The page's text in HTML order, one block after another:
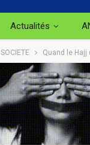
Actualités
SOCIETE Quand le Hajj